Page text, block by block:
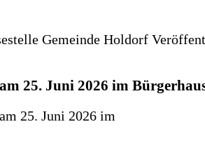
Gemeinde Holdorf
25. Juni 2026 im